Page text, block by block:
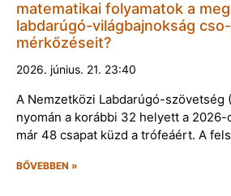
matematikai folyamatok a
labdarúgó-világbajnokság
mérkőzéseit?
2026. június. 21. 23:40
A Nemzetközi Labdarúgó-szövetség
nyomán a korábbi 32 helyett a
már 48 csapat küzd a trófeáért. A
BŐVEBBEN »